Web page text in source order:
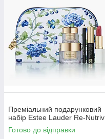
Преміальний подарунковий
набір Estee Lauder Re-Nutriv
Готово до відправки